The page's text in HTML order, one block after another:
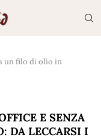
un filo di olio in
E SENZA
DA LECCARSI I